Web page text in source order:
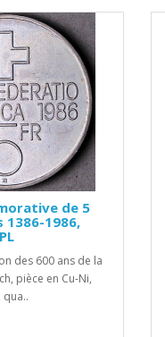
de 5
1386-1986,
des 600 ans de la
pièce en Cu-Ni,
qua..